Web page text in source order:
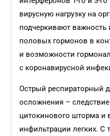
вирусную нагрузку на
подчеркивают важность
половых гормонов в
и возможности
с коронавирусной
Острый респираторный
осложнения –
цитокинового шторма и
инфильтрации легких.